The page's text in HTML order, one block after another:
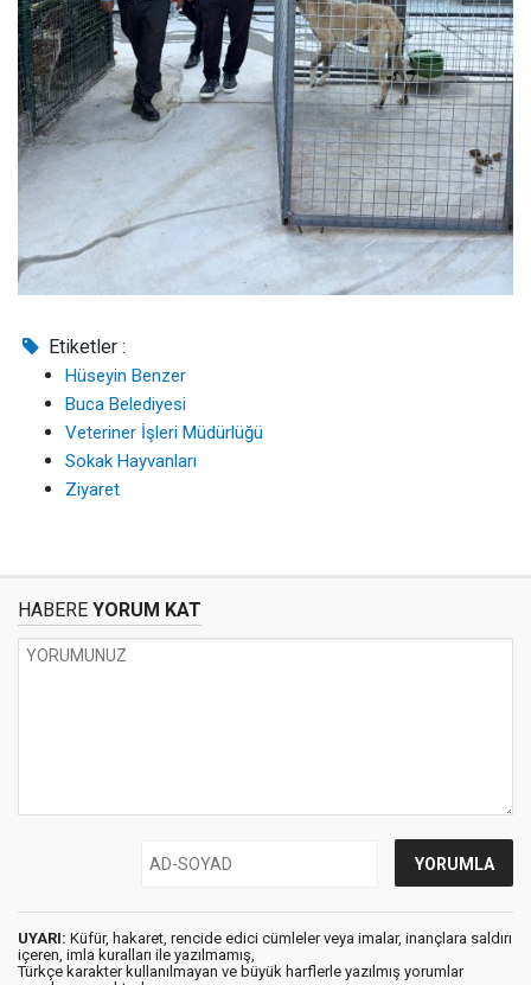
Etiketler :
Hüseyin Benzer
Buca Belediyesi
Veteriner İşleri Müdürlüğü
Sokak Hayvanları
Ziyaret
HABERE YORUM KAT
UYARI: Küfür, hakaret, rencide edici cümleler veya imalar, inançlara saldırı
içeren, imla kuralları ile yazılmamış,
Türkçe karakter kullanılmayan ve büyük harflerle yazılmış yorumlar